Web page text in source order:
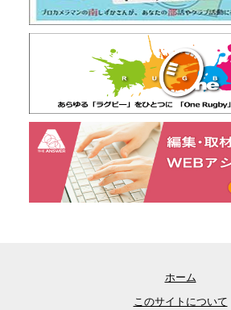
ホーム
このサイトについて